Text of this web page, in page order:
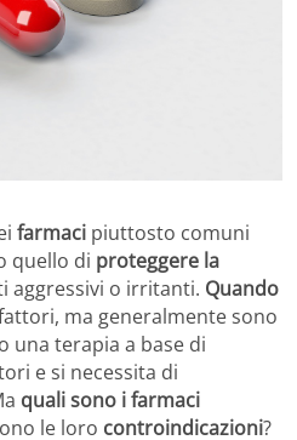
farmaci piuttosto comuni
quello di proteggere la
aggressivi o irritanti. Quando
ma generalmente sono
una terapia a base di
e si necessita di
quali sono i farmaci
le loro controindicazioni?